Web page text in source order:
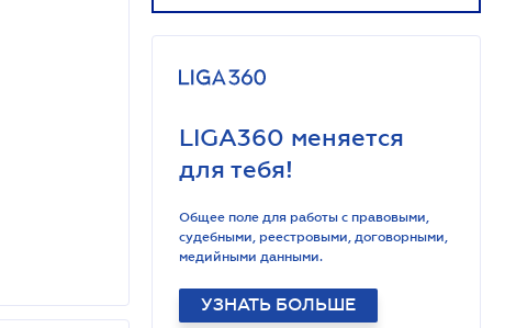
LIGA360 меняется
для тебя!
Общее поле для работы с правовыми,
судебными, реестровыми, договорными,
медийными данными.
УЗНАТЬ БОЛЬШЕ